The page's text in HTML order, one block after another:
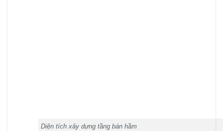
Diện tích xây dựng tầng bán hầm